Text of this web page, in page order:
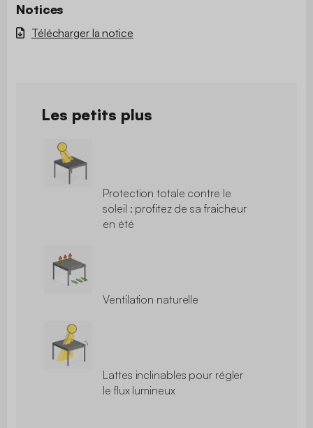
Notices
Télécharger la notice
Les petits plus
Protection totale contre le
soleil : profitez de sa fraicheur
en été
Ventilation naturelle
Lattes inclinables pour régler
le flux lumineux